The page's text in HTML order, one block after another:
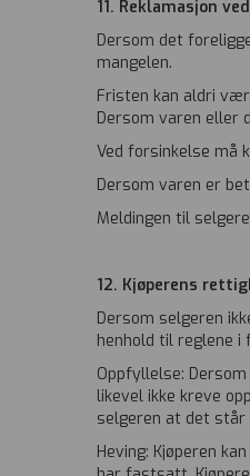
11. Reklamasjon
Dersom det
mangelen.
Fristen kan aldri
Dersom varen eller
Ved forsinkelse må
Dersom varen er
Meldingen til
12. Kjøperens
Dersom selgeren
henhold til reglene
Oppfyllelse:
likevel ikke kreve
selgeren at det står
Heving: Kjøperen